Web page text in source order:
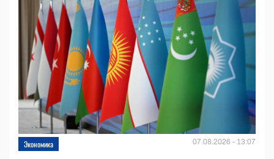
Экономика 07.08.2026 - 13:07